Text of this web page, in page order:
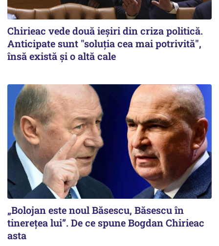
Chirieac vede două ieșiri din criza politică.
Anticipate sunt "soluția cea mai potrivită",
însă există și o altă cale
„Bolojan este noul Băsescu, Băsescu în
tinerețea lui”. De ce spune Bogdan Chirieac
asta